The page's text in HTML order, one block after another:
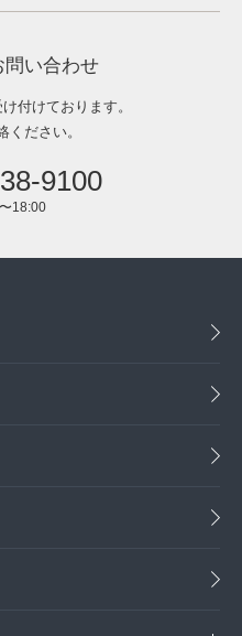
問い合わせ
付けております。
ください。
9100
18:00